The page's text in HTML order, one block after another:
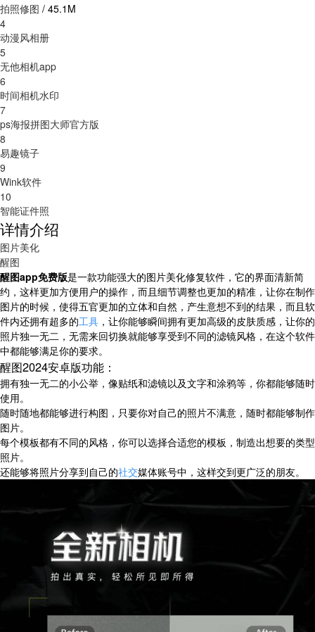
拍照修图 / 45.1M
4
动漫风相册
5
无他相机app
6
时间相机水印
7
ps海报拼图大师官方版
8
易趣镜子
9
Wink软件
10
智能证件照
详情介绍
图片美化
醒图
醒图app免费版是一款功能强大的图片美化修复软件，它的界面清新简
约，这样更加方便用户的操作，而且细节调整也更加的精准，让你在制作
图片的时候，使得五官更加的立体和自然，产生意想不到的结果，而且软
件内还拥有超多的工具 ，让你能够瞬间拥有更加高级的皮肤质感，让你的
照片独一无二，无需来回切换就能够享受到不同的滤镜风格，在这个软件
中都能够满足你的要求。
醒图2024安卓版功能：
拥有独一无二的小公举，像贴纸和滤镜以及文字和涂鸦等，你都能够随时
使用。
随时随地都能够进行构图，只要你对自己的照片不满意，随时都能够制作
图片。
每个模板都有不同的风格，你可以选择合适您的模板，制造出想要的类型
照片。
还能够将照片分享到自己的社交媒体账号中，这样交到更广泛的朋友。